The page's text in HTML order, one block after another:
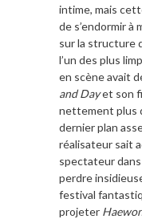
intime, mais
de s’endormir à
sur la structure
l’un des plus
en scène avait
and Dayet son
nettement plus
dernier plan
réalisateur sait
spectateur
perdre
festival
projeter